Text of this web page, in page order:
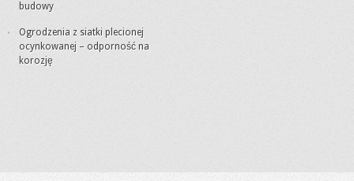
budowy
Ogrodzenia z siatki plecionej
ocynkowanej – odporność na
korozję